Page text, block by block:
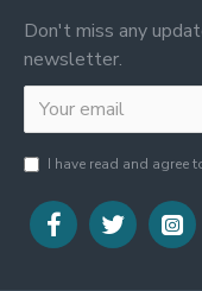
Don't miss any
newsletter.
I have read and agree